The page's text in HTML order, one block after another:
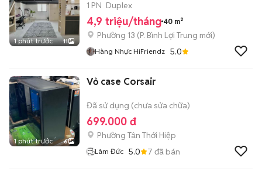
1 phút trước 11
ĐH VĂN LANG
1 PN Duplex
4,9 triệu/tháng 40 m²
Phường 13 (P. Bình Lợi Trung mới)
Hàng Nhực HiFriendz 5.0
1 phút trước 6
Vỏ case Corsair
Đã sử dụng (chưa sửa chữa)
699.000 đ
Phường Tân Thới Hiệp
Lâm Đức 5.0 7 đã bán